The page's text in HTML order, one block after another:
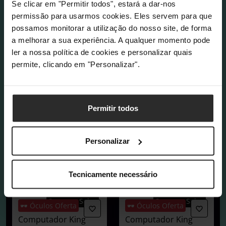
Se clicar em "Permitir todos", estará a dar-nos
permissão para usarmos cookies. Eles servem para que
possamos monitorar a utilização do nosso site, de forma
a melhorar a sua experiência. A qualquer momento pode
ler a nossa política de cookies e personalizar quais
permite, clicando em "Personalizar".
Permitir todos
Personalizar
Tecnicamente necessário
🕶️ Óculos Oferta
Summer Sales
Computador King
🕶️ Óculos Oferta
Summer Sales
Computador King
COMPRAR AGORA